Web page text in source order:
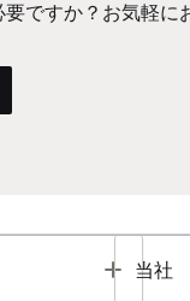
ですか？お気軽に
Toggle
当社